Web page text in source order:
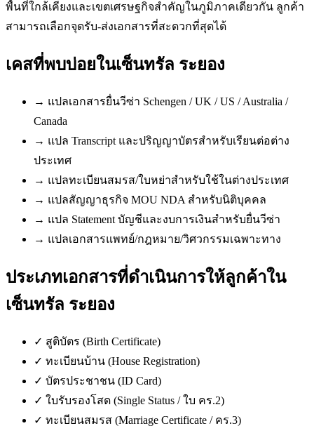
พื้นที่ใกล้เคียงและเขตเศรษฐกิจสำคัญในภูมิภาคเดียวกัน ลูกค้า
สามารถเลือกจุดรับ-ส่งเอกสารที่สะดวกที่สุดได้
เคสที่พบบ่อยในเซ็นทรัล ระยอง
→ แปลเอกสารยื่นวีซ่า Schengen / UK / US / Australia /
Canada
→ แปล Transcript และปริญญาบัตรสำหรับเรียนต่อต่าง
ประเทศ
→ แปลทะเบียนสมรส/ใบหย่าสำหรับใช้ในต่างประเทศ
→ แปลสัญญาธุรกิจ MOU NDA สำหรับนิติบุคคล
→ แปล Statement บัญชีและงบการเงินสำหรับยื่นวีซ่า
→ แปลเอกสารแพทย์/กฎหมาย/วิศวกรรมเฉพาะทาง
ประเภทเอกสารที่ดำเนินการให้ลูกค้าใน
เซ็นทรัล ระยอง
✓ สูติบัตร (Birth Certificate)
✓ ทะเบียนบ้าน (House Registration)
✓ บัตรประชาชน (ID Card)
✓ ใบรับรองโสด (Single Status / ใบ คร.2)
✓ ทะเบียนสมรส (Marriage Certificate / คร.3)